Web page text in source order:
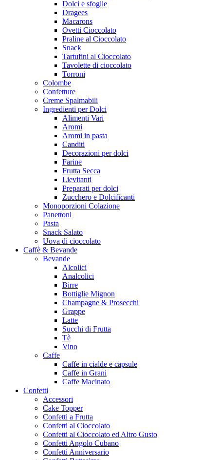
Dolci e sfoglie
Dragees
Macarons
Ovetti Cioccolato
Praline al Cioccolato
Snack
Tartufini al Cioccolato
Tavolette di cioccolato
Torroni
Colombe
Confetture
Creme Spalmabili
Ingredienti per Dolci
Alimenti Vari
Aromi
Aromi in pasta
Canditi
Decorazioni per dolci
Farine
Frutta Secca
Lievitanti
Preparati per dolci
Zucchero e Dolcificanti
Monoporzioni Colazione
Panettoni
Pasta
Snack Salato
Uova di cioccolato
Caffè & Bevande
Bevande
Alcolici
Analcolici
Birre
Bottiglie Mignon
Champagne & Prosecchi
Grappe
Latte
Succhi di Frutta
Tè
Vino
Caffe
Caffe in cialde e capsule
Caffe in Grani
Caffe Macinato
Confetti
Accessori
Cake Topper
Confetti a Frutta
Confetti al Cioccolato
Confetti al Cioccolato ed Altro Gusto
Confetti Angolo Cubano
Confetti Anniversario